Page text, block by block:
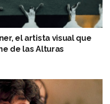
el artista visual que
de las Alturas